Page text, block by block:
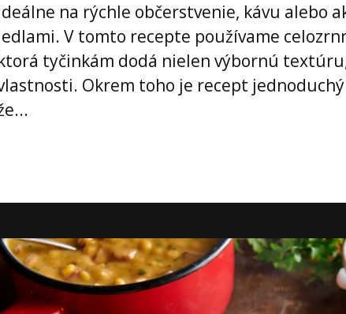
na rýchle občerstvenie, kávu alebo
V tomto recepte používame
tyčinkám dodá nielen výbornú
Okrem toho je recept jednoduchý